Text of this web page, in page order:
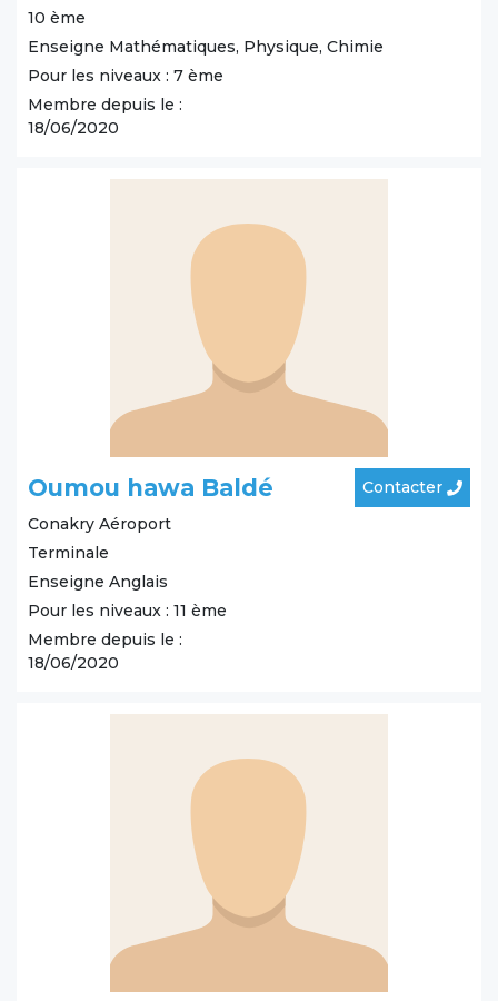
10 ème
Enseigne Mathématiques, Physique, Chimie
Pour les niveaux : 7 ème
Membre depuis le :
18/06/2020
Oumou hawa Baldé
Contacter
Conakry Aéroport
Terminale
Enseigne Anglais
Pour les niveaux : 11 ème
Membre depuis le :
18/06/2020